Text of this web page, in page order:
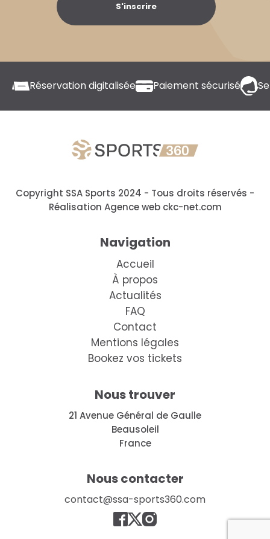
S'inscrire
Réservation digitalisée Paiement sécurisé
Copyright SSA Sports 2024 - Tous droits réservés -
Réalisation Agence web ckc-net.com
Navigation
Accueil
À propos
Actualités
FAQ
Contact
Mentions légales
Bookez vos tickets
Nous trouver
21 Avenue Général de Gaulle
Beausoleil
France
Nous contacter
contact@ssa-sports360.com